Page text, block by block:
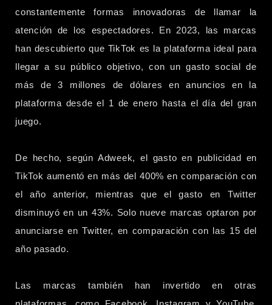
constantemente formas innovadoras de llamar la
atención de los espectadores. En 2023, las marcas
han descubierto que TikTok es la plataforma ideal para
llegar a su público objetivo, con un gasto social de
más de 3 millones de dólares en anuncios en la
plataforma desde el 1 de enero hasta el día del gran
juego.
De hecho, según Adweek, el gasto en publicidad en
TikTok aumentó en más del 400% en comparación con
el año anterior, mientras que el gasto en Twitter
disminuyó en un 43%. Solo nueve marcas optaron por
anunciarse en Twitter, en comparación con las 15 del
año pasado.
Las marcas también han invertido en otras